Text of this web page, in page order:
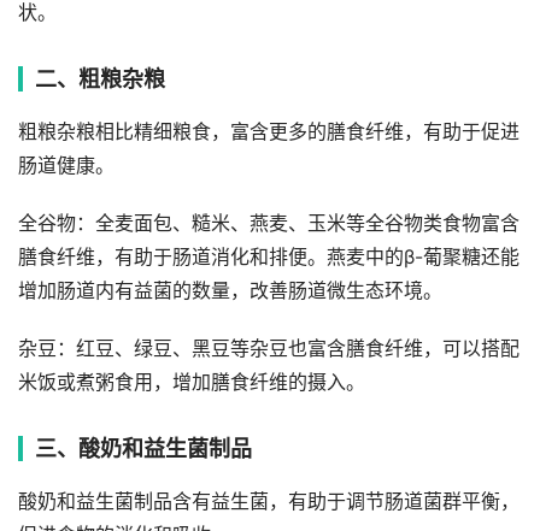
状。
二、粗粮杂粮
粗粮杂粮相比精细粮食，富含更多的膳食纤维，有助于促进
肠道健康。
全谷物：全麦面包、糙米、燕麦、玉米等全谷物类食物富含
膳食纤维，有助于肠道消化和排便。燕麦中的β-葡聚糖还能
增加肠道内有益菌的数量，改善肠道微生态环境。
杂豆：红豆、绿豆、黑豆等杂豆也富含膳食纤维，可以搭配
米饭或煮粥食用，增加膳食纤维的摄入。
三、酸奶和益生菌制品
酸奶和益生菌制品含有益生菌，有助于调节肠道菌群平衡，